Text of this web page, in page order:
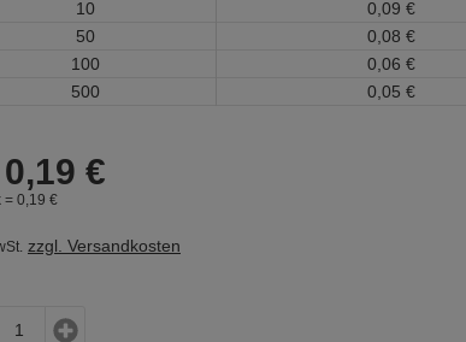
10
0, 09 €
50
0, 08 €
100
0, 06 €
500
0, 05 €
0,19 €
= 0, 19 €
zzgl. Versandkosten